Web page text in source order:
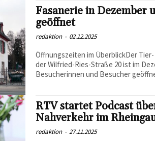
Fasanerie in Dezember
geöffnet
redaktion - 02.12.2025
Öffnungszeiten im ÜberblickDer
der Wilfried-Ries-Straße 20 ist im
Besucherinnen und Besucher
RTV startet Podcast
Nahverkehr im
redaktion - 27.11.2025